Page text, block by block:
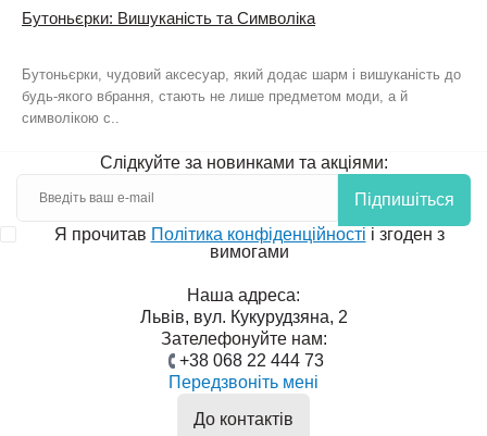
Бутоньєрки: Вишуканість та Символіка
Бутоньєрки, чудовий аксесуар, який додає шарм і вишуканість до
будь-якого вбрання, стають не лише предметом моди, а й
символікою с..
Слідкуйте за новинками та акціями:
Підпишіться
Я прочитав Політика конфіденційності і згоден з
вимогами
Наша адреса:
Львів, вул. Кукурудзяна, 2
Зателефонуйте нам:
+38 068 22 444 73
Передзвоніть мені
До контактів